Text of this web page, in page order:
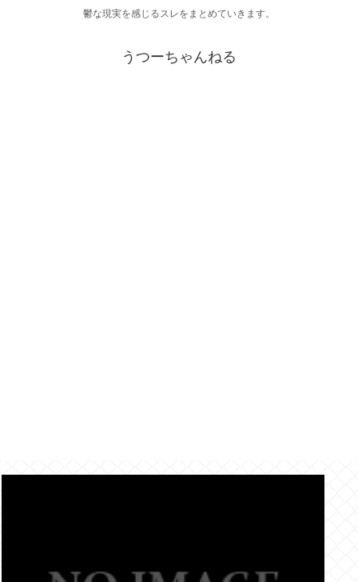
鬱な現実を感じるスレをまとめていきます。
うつーちゃんねる